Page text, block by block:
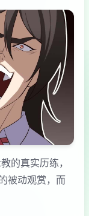
的真实历练，
被动观赏，而